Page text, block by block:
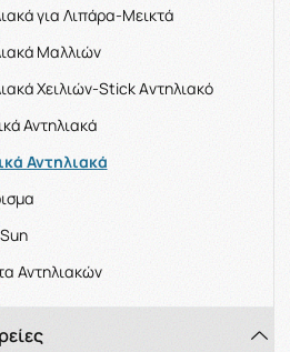
για Λιπάρα-Μεικτά
Μαλλιών
Χειλιών-Stick Aντηλιακό
Αντηλιακά
Αντηλιακά
Αντηλιακών